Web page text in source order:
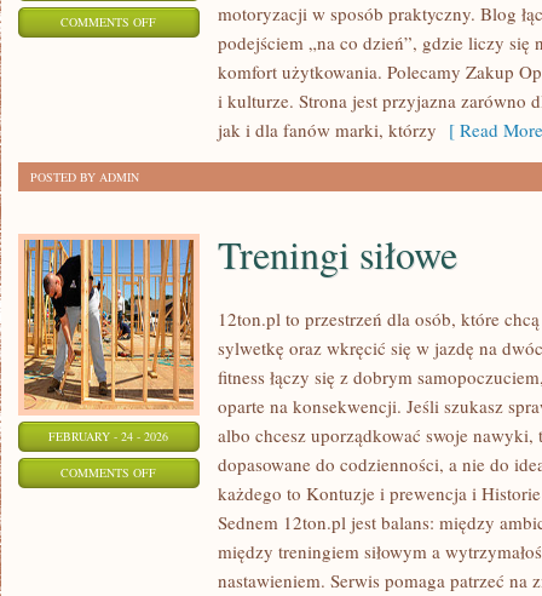
COMMENTS OFFON
MOTORSPORCIE
motoryzacji w sposób praktyczny. Blog
podejściem „na co dzień”, gdzie liczy
komfort użytkowania. Polecamy Zakup
i kulturze. Strona jest przyjazna zarówno
jak i dla fanów marki, którzy [ Read
POSTED BY ADMIN
FEBRUARY - 24 - 2026
COMMENTS OFFON
Treningi siłowe
12ton.pl to przestrzeń dla osób, które
sylwetkę oraz wkręcić się w jazdę na
fitness łączy się z dobrym
oparte na konsekwencji. Jeśli szukasz
albo chcesz uporządkować swoje
dopasowane do codzienności, a nie do
każdego to Kontuzje i prewencja i
Sednem 12ton.pl jest balans: między
między treningiem siłowym a
nastawieniem. Serwis pomaga patrzeć na